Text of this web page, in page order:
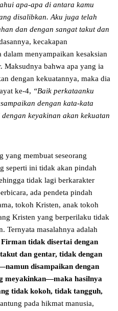
apa-apa di antara kamu
disalibkan. Aku juga telah
dan dengan sangat takut dan
kecakapan
menyampaikan kesaksian
Maksudnya bahwa apa yang ia
dengan kekuatannya, maka dia
ke-4, “Baik perkataanku
dengan kata-kata
keyakinan akan kekuatan
yang membuat seseorang
seperti ini tidak akan pindah
tidak lagi berkarakter
ada pendeta pindah
tokoh Kristen, anak tokoh
Kristen yang berperilaku tidak
Ternyata masalahnya adalah
tidak disertai dengan
dan gentar, tidak dengan
disampaikan dengan
meyakinkan—maka hasilnya
tidak kokoh, tidak tangguh,
pada hikmat manusia,